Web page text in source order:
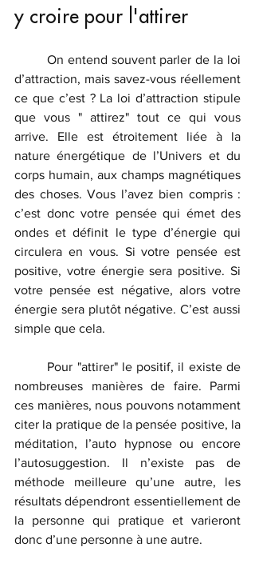
y croire pour l'attirer
d’attraction, mais savez-vous réellement
ce que c’est ? La loi d’attraction stipule
que vous " attirez" tout ce qui vous
arrive. Elle est étroitement liée à la
nature énergétique de l’Univers et du
corps humain, aux champs magnétiques
des choses. Vous l’avez bien compris :
c’est donc votre pensée qui émet des
ondes et définit le type d’énergie qui
circulera en vous. Si votre pensée est
positive, votre énergie sera positive. Si
votre pensée est négative, alors votre
énergie sera plutôt négative. C’est aussi
simple que cela.
nombreuses manières de faire. Parmi
ces manières, nous pouvons notamment
citer la pratique de la pensée positive, la
méditation, l’auto hypnose ou encore
l’autosuggestion. Il n’existe pas de
méthode meilleure qu’une autre, les
résultats dépendront essentiellement de
la personne qui pratique et varieront
donc d’une personne à une autre.